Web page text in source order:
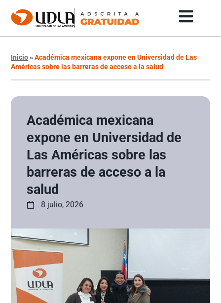
Inicio»Académica mexicana expone en Universidad de Las
Américas sobre las barreras de acceso a la salud
Académica mexicana
expone en Universidad de
Las Américas sobre las
barreras de acceso a la
salud
8 julio, 2026